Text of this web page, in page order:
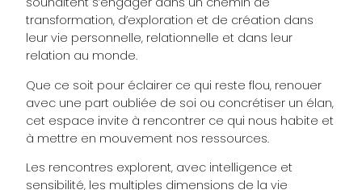
transformation, d’exploration et de création dans
leur vie personnelle, relationnelle et dans leur
relation au monde.
Que ce soit pour éclairer ce qui reste flou, renouer
avec une part oubliée de soi ou concrétiser un élan,
cet espace invite à rencontrer ce qui nous habite et
à mettre en mouvement nos ressources.
Les rencontres explorent, avec intelligence et
sensibilité, les multiples dimensions de la vie